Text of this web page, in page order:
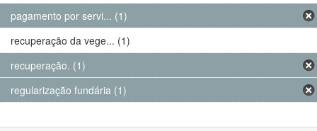
pagamento por servi... (1)
recuperação da vege... (1)
recuperação. (1)
regularização fundária (1)